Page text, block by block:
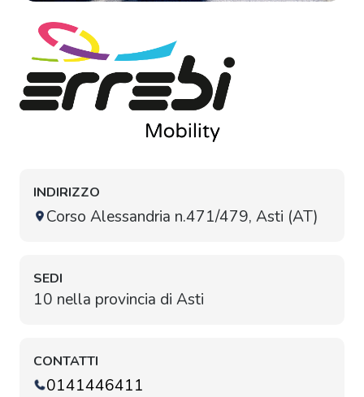
INDIRIZZO
Corso Alessandria n.471/479, Asti (AT)
SEDI
10 nella provincia di Asti
CONTATTI
0141446411